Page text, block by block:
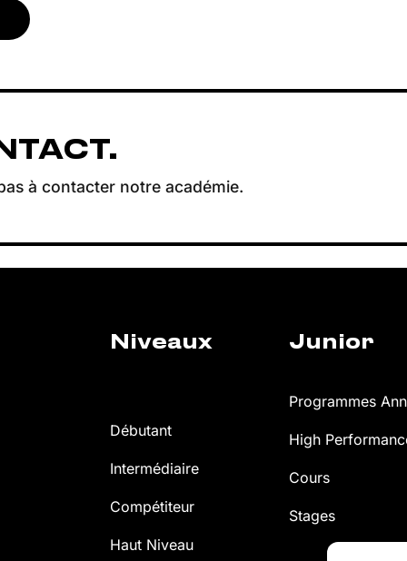
à contacter notre académie.
Niveaux
Débutant
Intermédiaire
Compétiteur
Haut Niveau
Junior
Programmes
High
Cours
Stages